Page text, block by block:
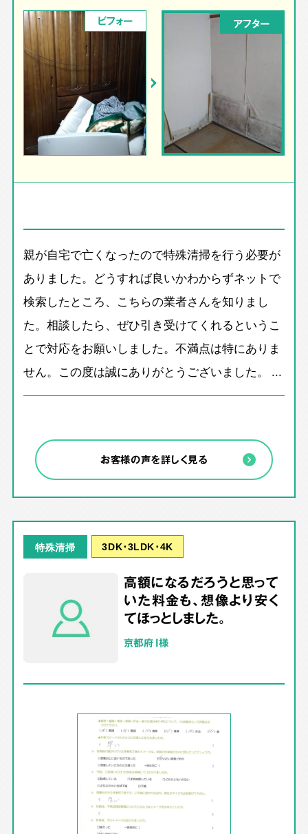
ビフォー アフター
親が自宅で亡くなったので特殊清掃を行う必要が
ありました。どうすれば良いかわからずネットで
検索したところ、こちらの業者さんを知りまし
た。相談したら、ぜひ引き受けてくれるというこ
とで対応をお願いしました。不満点は特にありま
せん。この度は誠にありがとうございました。 ...
お客様の声を詳しく見る
特殊清掃 3DK･3LDK･4K
高額になるだろうと思って
いた料金も、想像より安く
てほっとしました。
京都府 I様